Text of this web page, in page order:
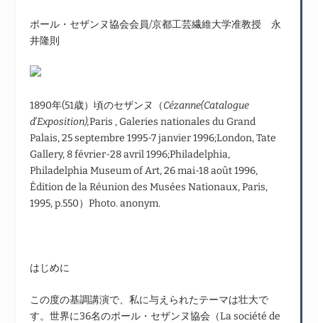
ポール・セザンヌ協会会員/京都工芸繊維大学准教授 永
井隆則
1890年(51歳）頃のセザンヌ（Cézanne(Catalogue
d’Exposition),Paris , Galeries nationales du Grand
Palais, 25 septembre 1995-7 janvier 1996;London, Tate
Gallery, 8 février-28 avril 1996;Philadelphia,
Philadelphia Museum of Art, 26 mai-18 août 1996,
Édition de la Réunion des Musées Nationaux, Paris,
1995, p.550）Photo. anonym.
はじめに
この度の基調講演で、私に与えられたテーマは壮大で
す。世界に36名のポール・セザンヌ協会（La société de